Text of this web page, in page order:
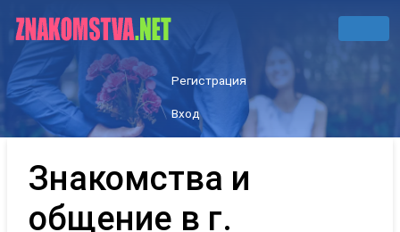
Регистрация
Вход
Знакомства и
общение в г.